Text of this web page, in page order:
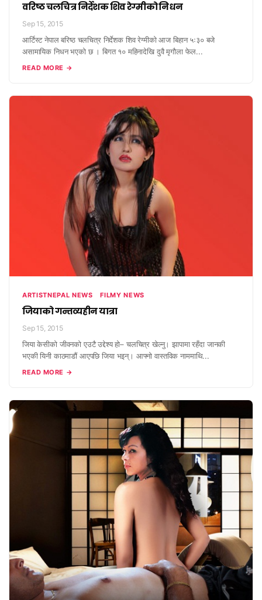
वरिष्ठ चलचित्र निर्देशक शिव रेग्मीको निधन
Sep 15, 2015
आर्टिस्ट नेपाल बरिष्ठ चलचित्र निर्देशक शिव रेग्मीको आज बिहान ५ः३० बजे
असामायिक निधन भएको छ । बिगत १० महिनादेखि दुवै मृगौला फेल...
READ MORE →
ARTISTNEPAL NEWS FILMY NEWS
जियाको गन्तव्यहीन यात्रा
Sep 15, 2015
जिया केसीको जीवनको एउटै उद्देश्य हो– चलचित्र खेल्नु। झापामा रहँदा जानकी
भएकी यिनी काठमाडौं आएपछि जिया भइन्। आफ्नो वास्तविक नाममाथि...
READ MORE →